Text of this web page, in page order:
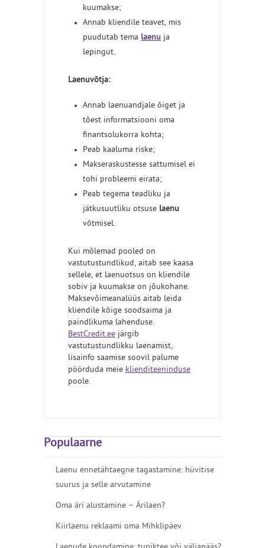
kuumakse;
Annab kliendile teavet, mis
puudutab tema laenu ja
lepingut.
Laenuvõtja:
Annab laenuandjale õiget ja
tõest informatsiooni oma
finantsolukorra kohta;
Peab kaaluma riske;
Makseraskustesse sattumisel ei
tohi probleemi eirata;
Peab tegema teadliku ja
jätkusuutliku otsuse laenu
võtmisel.
Kui mõlemad pooled on
vastutustundlikud, aitab see kaasa
sellele, et laenuotsus on kliendile
sobiv ja kuumakse on jõukohane.
Maksevõimeanalüüs aitab leida
kliendile kõige soodsaima ja
paindlikuma lahenduse.
BestCredit.ee järgib
vastutustundlikku laenamist,
lisainfo saamise soovil palume
pöörduda meie klienditeeninduse
poole.
Populaarne
Laenu ennetähtaegne tagastamine: hüvitise
suurus ja selle arvutamine
Oma äri alustamine – Ärilaen?
Kiirlaenu reklaami oma Mihklipäev